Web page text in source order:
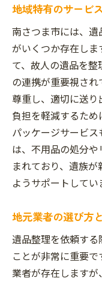
地域特有のサービ
南さつま市には、
がいくつか存在し
て、故人の遺品を
の連携が重要視さ
尊重し、適切に送
負担を軽減するた
パッケージサービ
は、不用品の処分
まれており、遺族
ようサポートしてい
地元業者の選び方
遺品整理を依頼す
ことが非常に重要
業者が存在します